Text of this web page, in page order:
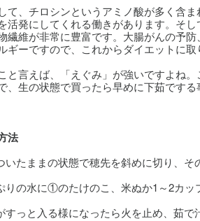
て、チロシンというアミノ酸が多く含
活発にしてくれる働きがあります。そ
繊維が非常に豊富です。大腸がんの予
ギーですので、これからダイエットに
と言えば、「えぐみ」が強いですよね
、生の状態で買ったら早めに下茹でする
法
いたままの状態で穂先を斜めに切り、そ
りの水に①のたけのこ、米ぬか1～2カッ
すっと入る様になったら火を止め、茹で